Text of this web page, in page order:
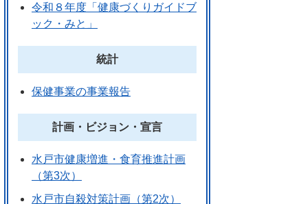
令和８年度「健康づくりガイドブ
ック・みと」
統計
保健事業の事業報告
計画・ビジョン・宣言
水戸市健康増進・食育推進計画
（第3次）
水戸市自殺対策計画（第2次）